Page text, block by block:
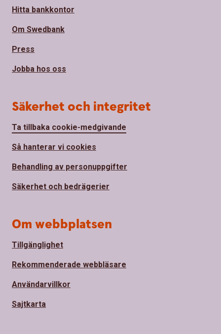
Hitta bankkontor
Om Swedbank
Press
Jobba hos oss
Säkerhet och integritet
Ta tillbaka cookie-medgivande
Så hanterar vi cookies
Behandling av personuppgifter
Säkerhet och bedrägerier
Om webbplatsen
Tillgänglighet
Rekommenderade webbläsare
Användarvillkor
Sajtkarta